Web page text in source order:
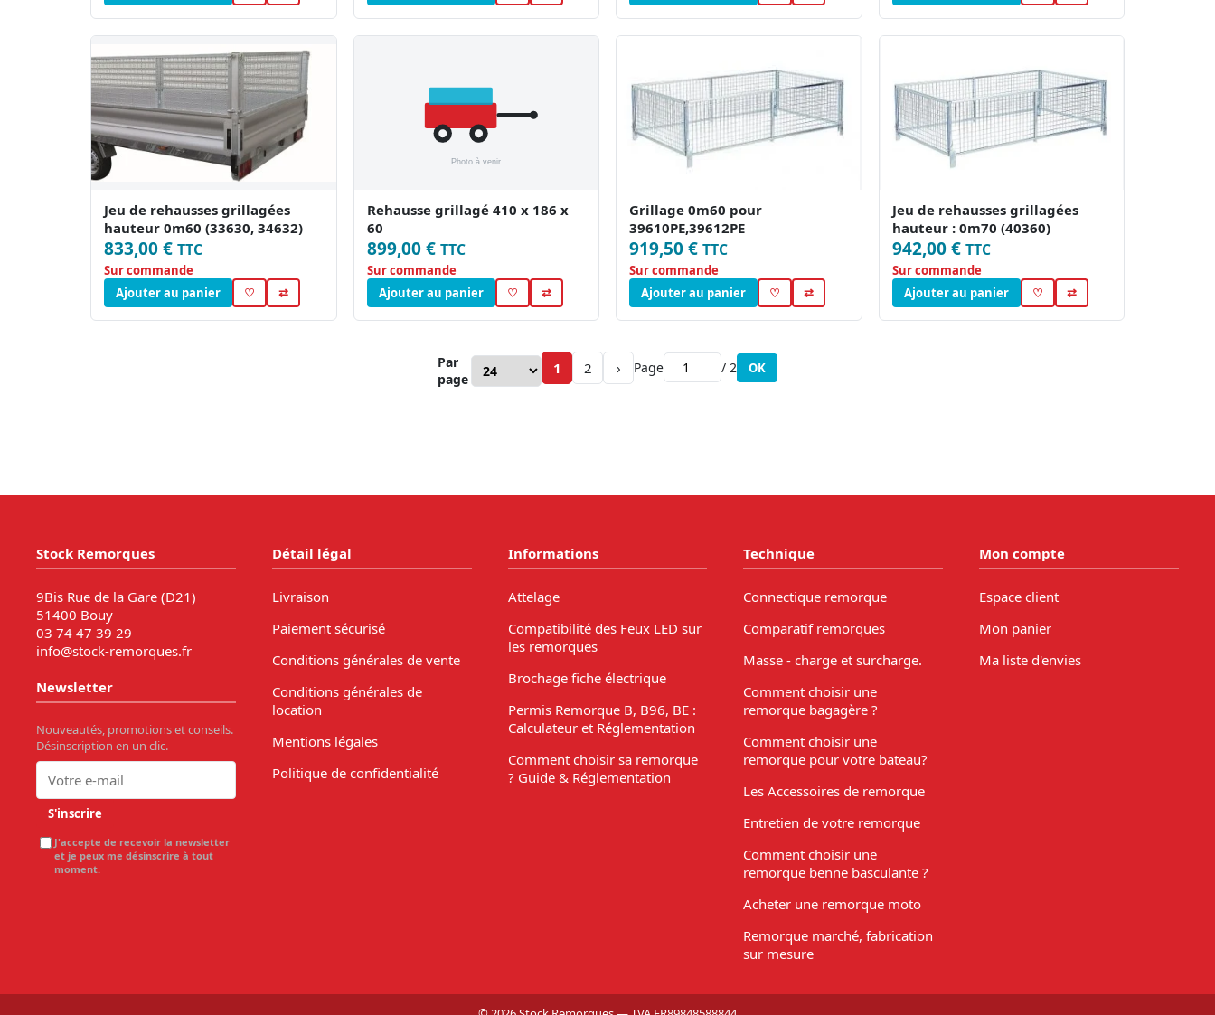
Jeu de rehausses grillagées
hauteur 0m60 (33630, 34632)
833,00 € TTC
Sur commande
Ajouter au panier
♡ ⇄
Rehausse grillagé 410 x 186 x
60
899,00 € TTC
Sur commande
Ajouter au panier
♡ ⇄
Grillage 0m60 pour
39610PE,39612PE
919,50 € TTC
Sur commande
Ajouter au panier
♡ ⇄
Jeu de rehausses grillagées
hauteur : 0m70 (40360)
942,00 € TTC
Sur commande
Ajouter au panier
♡ ⇄
Par
page
1 2 › Page / 2 OK
Stock Remorques
9Bis Rue de la Gare (D21)
51400 Bouy
03 74 47 39 29
info@stock-remorques.fr
Newsletter
Nouveautés, promotions et conseils.
Désinscription en un clic.
S'inscrire
J'accepte de recevoir la newsletter
et je peux me désinscrire à tout
moment.
Détail légal
Livraison
Paiement sécurisé
Conditions générales de vente
Conditions générales de
location
Mentions légales
Politique de confidentialité
Informations
Attelage
Compatibilité des Feux LED sur
les remorques
Brochage fiche électrique
Permis Remorque B, B96, BE :
Calculateur et Réglementation
Comment choisir sa remorque
? Guide & Réglementation
Technique
Connectique remorque
Comparatif remorques
Masse - charge et surcharge.
Comment choisir une
remorque bagagère ?
Comment choisir une
remorque pour votre bateau?
Les Accessoires de remorque
Entretien de votre remorque
Comment choisir une
remorque benne basculante ?
Acheter une remorque moto
Remorque marché, fabrication
sur mesure
Mon compte
Espace client
Mon panier
Ma liste d'envies